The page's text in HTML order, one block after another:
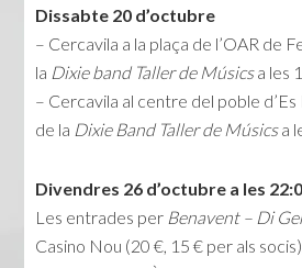
Dissabte 20 d’octubre
– Cercavila a la plaça de l’OAR de
la Dixie band Taller de Músicsa les
– Cercavila al centre del poble
de la Dixie Band Taller de Músicsa
Divendres 26 d’octubre a les
Les entrades per Benavent – Di
Casino Nou (20 €, 15 € per als